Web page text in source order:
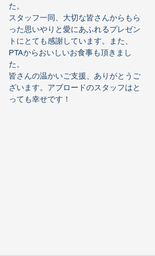
た。
スタッフ一同、大切な皆さんからもら
った思いやりと愛にあふれるプレゼン
トにとても感謝しています。また、
PTAからおいしいお食事も頂きまし
た。
皆さんの温かいご支援、ありがとうご
ざいます。アブロードのスタッフはと
っても幸せです！